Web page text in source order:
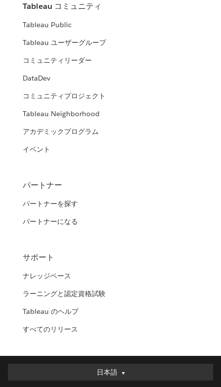
Tableau コミュニティ
Tableau Public
Tableau ユーザーグループ
コミュニティリーダー
DataDev
コミュニティプロジェクト
Tableau Neighborhood
アカデミックプログラム
イベント
パートナー
パートナーを探す
パートナーになる
サポート
ナレッジベース
ラーニングと認定資格試験
Tableau のヘルプ
すべてのリリース
日本語
日本語